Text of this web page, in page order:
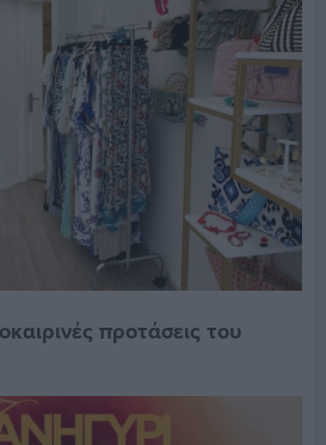
προτάσεις του